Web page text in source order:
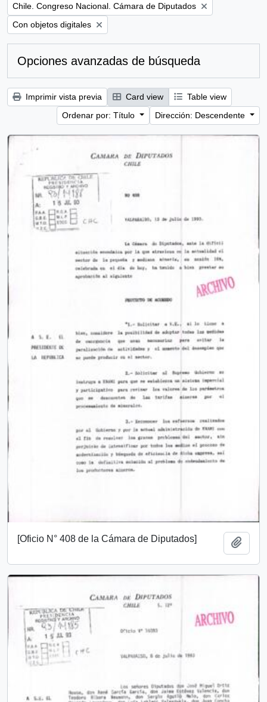
Remove filter:
Chile. Congreso Nacional. Cámara de Diputados
Remove filter:
Con objetos digitales
Opciones avanzadas de búsqueda
Imprimir vista previa Card view
Table view
Ordenar por: Título
Dirección: Descendente
[Oficio N° 408 de la Cámara de Diputados]